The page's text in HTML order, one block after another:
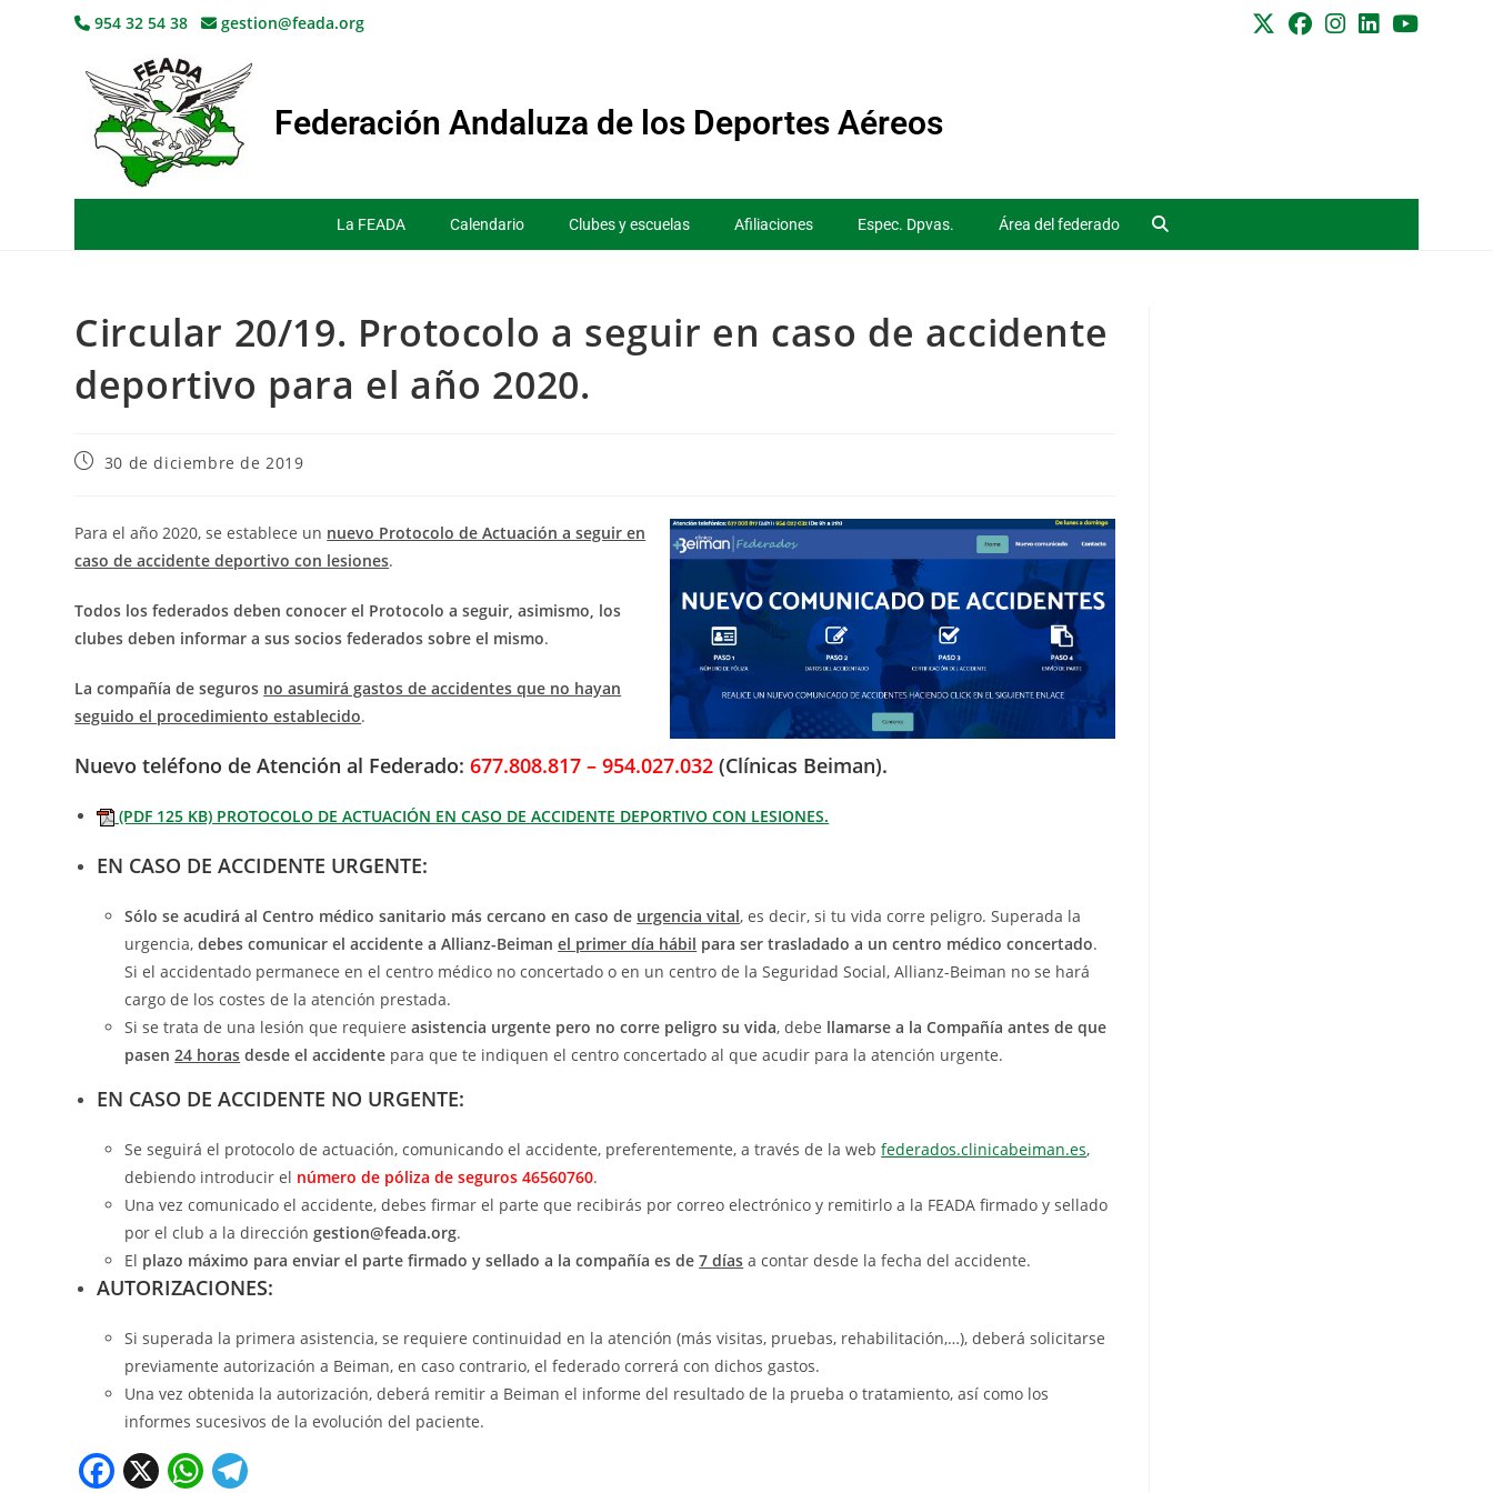
954 32 54 38 gestion@feada.org
Federación Andaluza de los Deportes Aéreos
La FEADA Calendario Clubes y escuelas Afiliaciones Espec. Dpvas. Área del federado
Circular 20/19. Protocolo a seguir en caso de accidente
deportivo para el año 2020.
30 de diciembre de 2019
Para el año 2020, se establece un nuevo Protocolo de Actuación a seguir en
caso de accidente deportivo con lesiones.
Todos los federados deben conocer el Protocolo a seguir, asimismo, los
clubes deben informar a sus socios federados sobre el mismo.
La compañía de seguros no asumirá gastos de accidentes que no hayan
seguido el procedimiento establecido.
Nuevo teléfono de Atención al Federado:677.808.817 – 954.027.032 (Clínicas Beiman).
(PDF 125 KB) PROTOCOLO DE ACTUACIÓN EN CASO DE ACCIDENTE DEPORTIVO CON LESIONES.
EN CASO DE ACCIDENTE URGENTE:
Sólo se acudirá al Centro médico sanitario más cercano en caso de urgencia vital, es decir, si tu vida corre peligro. Superada la
urgencia,debes comunicar el accidente a Allianz-Beimanel primer día hábil para ser trasladado a un centro médico concertado.
Si el accidentado permanece en el centro médico no concertado o en un centro de la Seguridad Social, Allianz-Beiman no se hará
cargo de los costes de la atención prestada.
Si se trata de una lesión que requiereasistencia urgente pero no corre peligro su vida, debe llamarse a la Compañía antes de que
pasen24 horas desde el accidente para que te indiquen el centro concertado al que acudir para la atención urgente.
EN CASO DE ACCIDENTE NO URGENTE:
Se seguirá el protocolo de actuación, comunicando el accidente, preferentemente, a través de la webfederados.clinicabeiman.es,
debiendo introducir el número de póliza de seguros 46560760.
Una vez comunicado el accidente, debes firmar el parte que recibirás por correo electrónico y remitirlo a la FEADA firmado y sellado
por el club a la direccióngestion@feada.org.
El plazo máximo para enviar el parte firmado y sellado a la compañía es de7 días a contar desde la fecha del accidente.
AUTORIZACIONES:
Si superada la primera asistencia, se requiere continuidad en la atención (más visitas, pruebas, rehabilitación,…), deberá solicitarse
previamente autorización a Beiman, en caso contrario, el federado correrá con dichos gastos.
Una vez obtenida la autorización, deberá remitir a Beiman el informe del resultado de la prueba o tratamiento, así como los
informes sucesivos de la evolución del paciente.
F X W